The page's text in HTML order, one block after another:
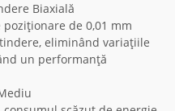
Biaxială
de 0,01 mm
eliminând variațiile
un performanță